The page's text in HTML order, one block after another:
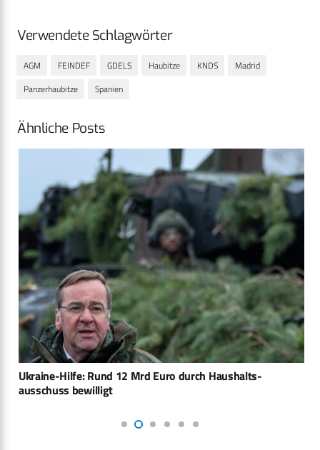
Verwendete Schlagwörter
AGM FEINDEF GDELS Haubitze KNDS
Madrid
Panzerhaubitze
Spanien
Ähnliche Posts
Ukraine-Hilfe: Rund 12 Mrd Euro durch Haushalts­
ausschuss bewilligt